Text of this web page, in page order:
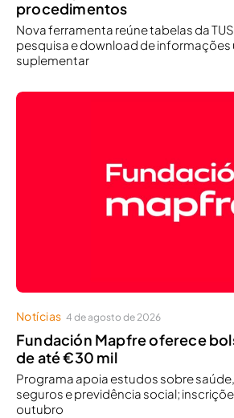
procedimentos
Nova ferramenta reúne tabelas da
pesquisa e download de informações
suplementar
Notícias 4 de agosto de 2026
Fundación Mapfre oferece
de até €30 mil
Programa apoia estudos sobre
seguros e previdência social;
outubro